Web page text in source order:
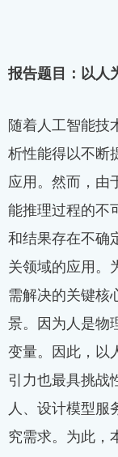
报告题目：以人
随着人工智能技
析性能得以不断
应用。然而，由
能推理过程的不
和结果存在不确
关领域的应用。
需解决的关键核
景。因为人是物
变量。因此，以
引力也最具挑战
人、设计模型服
究需求。为此，